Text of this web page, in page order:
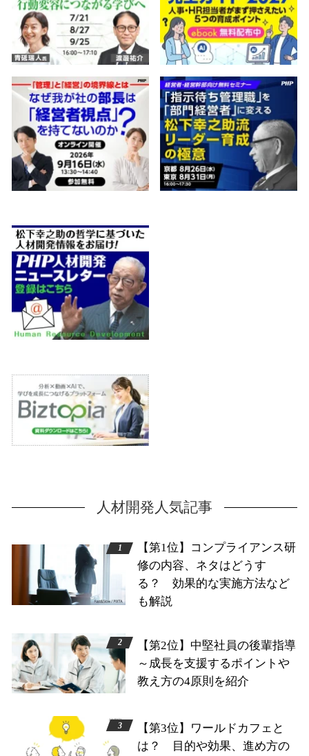
人材開発人気記事
【第1位】コンプライアンス研
修の内容、ネタはどうす
る？ 効果的な実施方法など
も解説
【第2位】中堅社員の後輩指導
～成長を支援するポイントや
教え方の4原則を紹介
【第3位】ワールドカフェと
は？ 目的や効果、進め方の